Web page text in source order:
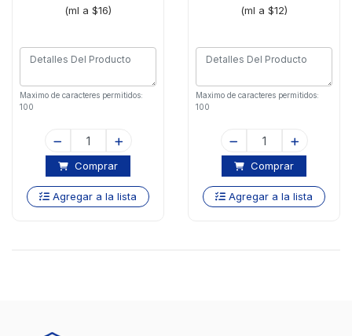
(ml a $16)
Maximo de caracteres permitidos:
100
Comprar
Agregar a la lista
(ml a $12)
Maximo de caracteres permitidos:
100
Comprar
Agregar a la lista